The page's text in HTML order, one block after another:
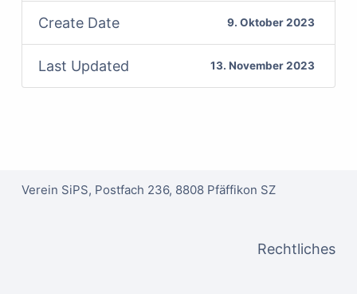
Create Date 9. Oktober 2023
Last Updated 13. November 2023
Verein SiPS, Postfach 236, 8808 Pfäffikon SZ
Rechtliches